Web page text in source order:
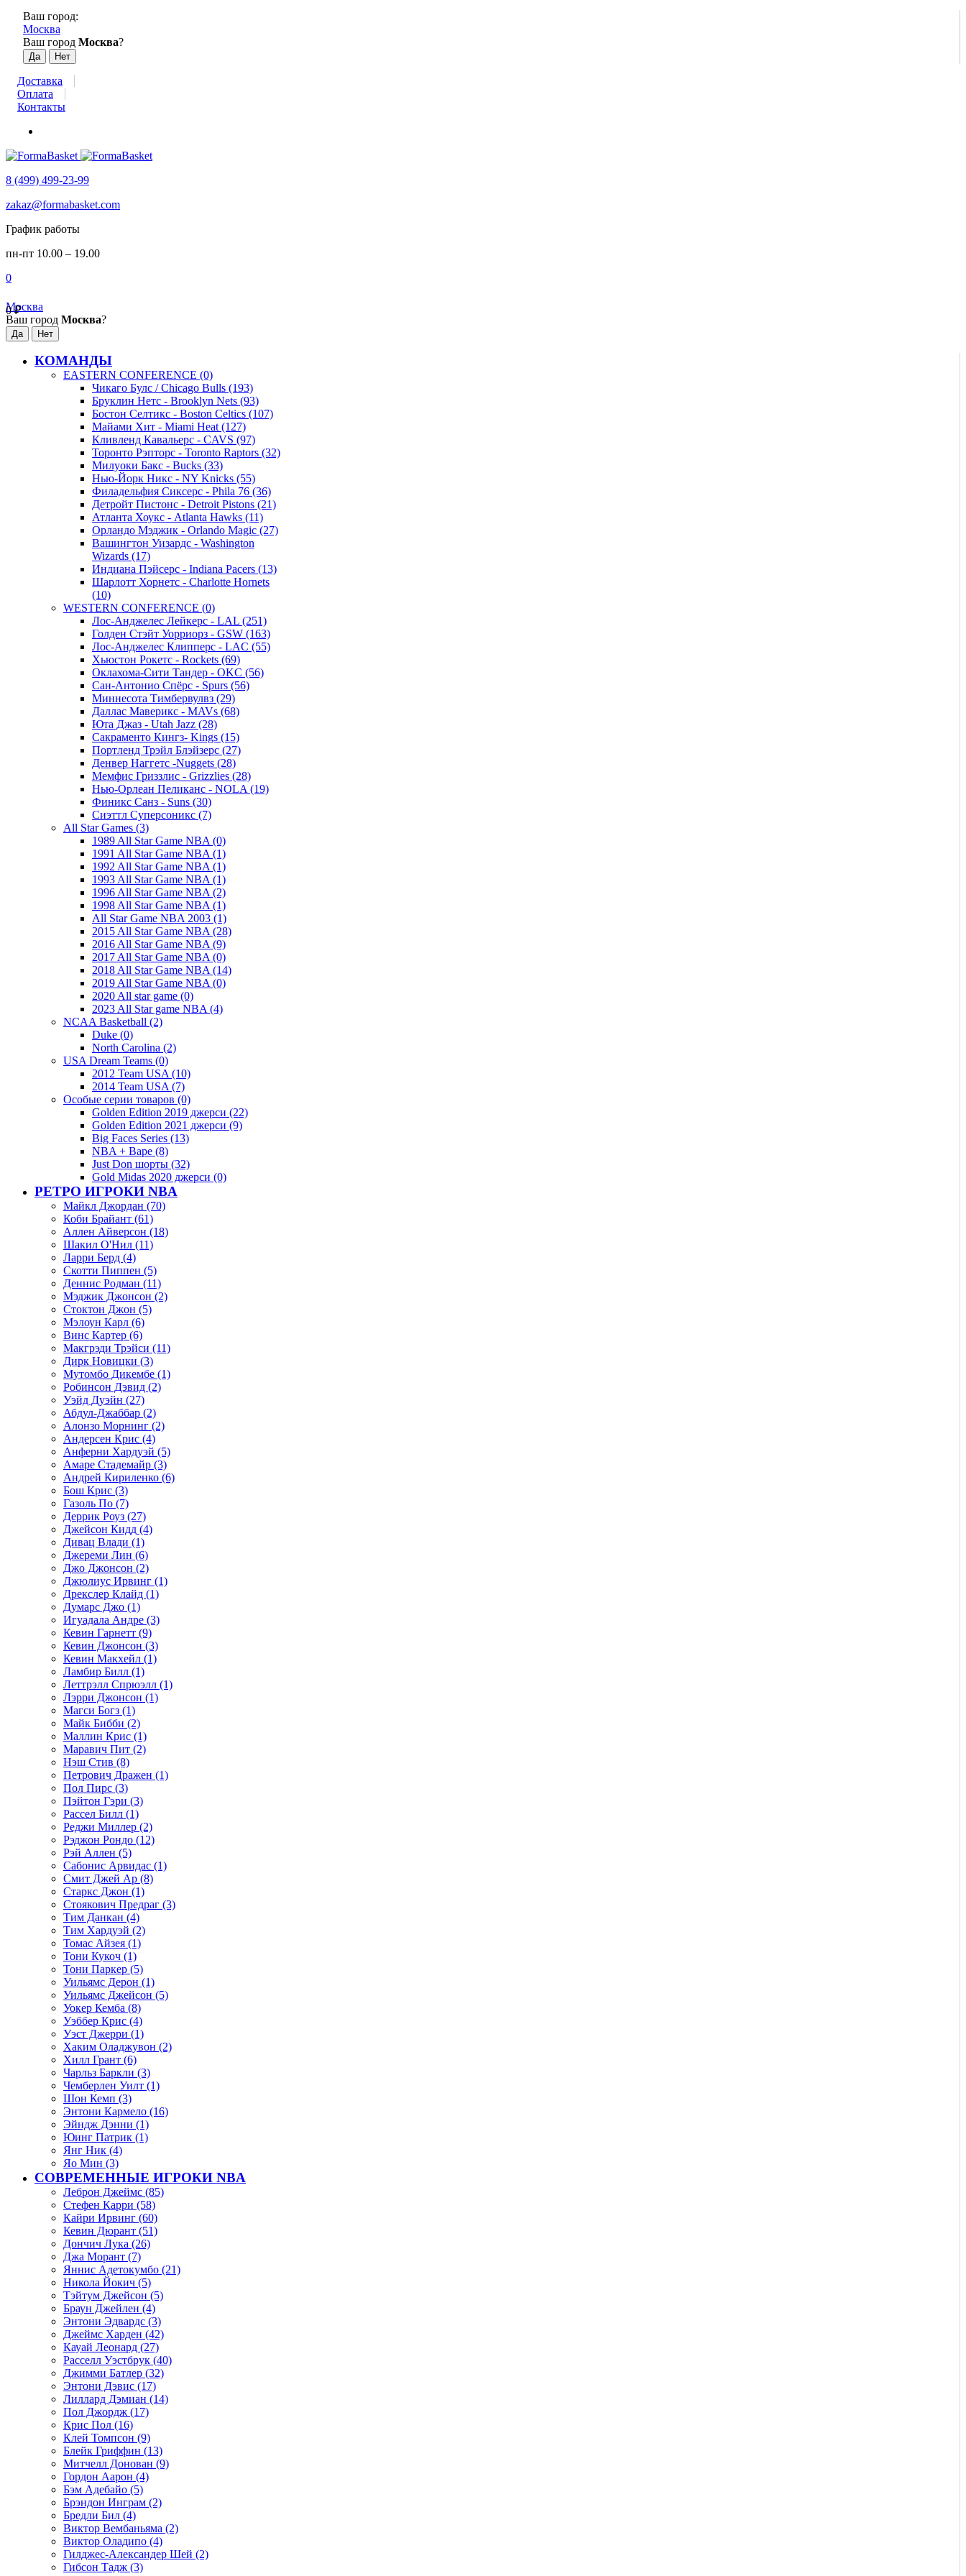
Ваш город:
Москва
Ваш город Москва?
Доставка
Оплата
Контакты
8 (499) 499-23-99
zakaz@formabasket.com
График работы
пн-пт 10.00 – 19.00
0
0₽
Москва
Ваш город Москва?
КОМАНДЫ
EASTERN CONFERENCE (0)
Чикаго Булс / Chicago Bulls (193)
Бруклин Нетс - Brooklyn Nets (93)
Бостон Селтикс - Boston Celtics (107)
Майами Хит - Miami Heat (127)
Кливленд Кавальерс - CAVS (97)
Торонто Рэпторс - Toronto Raptors (32)
Милуоки Бакс - Bucks (33)
Нью-Йорк Никс - NY Knicks (55)
Филадельфия Сиксерс - Phila 76 (36)
Детройт Пистонс - Detroit Pistons (21)
Атланта Хоукс - Atlanta Hawks (11)
Орландо Мэджик - Orlando Magic (27)
Вашингтон Уизардс - Washington
Wizards (17)
Индиана Пэйсерс - Indiana Pacers (13)
Шарлотт Хорнетс - Charlotte Hornets
(10)
WESTERN CONFERENCE (0)
Лос-Анджелес Лейкерс - LAL (251)
Голден Стэйт Уорриорз - GSW (163)
Лос-Анджелес Клипперс - LAC (55)
Хьюстон Рокетс - Rockets (69)
Оклахома-Сити Тандер - OKC (56)
Сан-Антонио Спёрс - Spurs (56)
Миннесота Тимбервулвз (29)
Даллас Маверикс - MAVs (68)
Юта Джаз - Utah Jazz (28)
Сакраменто Кингз- Kings (15)
Портленд Трэйл Блэйзерс (27)
Денвер Наггетс -Nuggets (28)
Мемфис Гриззлис - Grizzlies (28)
Нью-Орлеан Пеликанс - NOLA (19)
Финикс Санз - Suns (30)
Сиэттл Суперсоникс (7)
All Star Games (3)
1989 All Star Game NBA (0)
1991 All Star Game NBA (1)
1992 All Star Game NBA (1)
1993 All Star Game NBA (1)
1996 All Star Game NBA (2)
1998 All Star Game NBA (1)
All Star Game NBA 2003 (1)
2015 All Star Game NBA (28)
2016 All Star Game NBA (9)
2017 All Star Game NBA (0)
2018 All Star Game NBA (14)
2019 All Star Game NBA (0)
2020 All star game (0)
2023 All Star game NBA (4)
NCAA Basketball (2)
Duke (0)
North Carolina (2)
USA Dream Teams (0)
2012 Team USA (10)
2014 Team USA (7)
Особые серии товаров (0)
Golden Edition 2019 джерси (22)
Golden Edition 2021 джерси (9)
Big Faces Series (13)
NBA + Bape (8)
Just Don шорты (32)
Gold Midas 2020 джерси (0)
РЕТРО ИГРОКИ NBA
Майкл Джордан (70)
Коби Брайант (61)
Аллен Айверсон (18)
Шакил О'Нил (11)
Ларри Берд (4)
Скотти Пиппен (5)
Деннис Родман (11)
Мэджик Джонсон (2)
Стоктон Джон (5)
Мэлоун Карл (6)
Винс Картер (6)
Макгрэди Трэйси (11)
Дирк Новицки (3)
Мутомбо Дикембе (1)
Робинсон Дэвид (2)
Уэйд Дуэйн (27)
Абдул-Джаббар (2)
Алонзо Морнинг (2)
Андерсен Крис (4)
Анферни Xардуэй (5)
Амаре Стадемайр (3)
Андрей Кириленко (6)
Бош Крис (3)
Газоль По (7)
Деррик Роуз (27)
Джейсон Кидд (4)
Дивац Влади (1)
Джереми Лин (6)
Джо Джонсон (2)
Джюлиус Ирвинг (1)
Дрекслер Клайд (1)
Думарс Джо (1)
Игуадала Андре (3)
Кевин Гарнетт (9)
Кевин Джонсон (3)
Кевин Макхейл (1)
Ламбир Билл (1)
Леттрэлл Спрюэлл (1)
Лэрри Джонсон (1)
Магси Богз (1)
Майк Бибби (2)
Маллин Крис (1)
Маравич Пит (2)
Нэш Стив (8)
Петрович Дражен (1)
Пол Пирс (3)
Пэйтон Гэри (3)
Рассел Билл (1)
Реджи Миллер (2)
Рэджон Рондо (12)
Рэй Аллен (5)
Сабонис Арвидас (1)
Смит Джей Ар (8)
Старкс Джон (1)
Стоякович Предраг (3)
Тим Данкан (4)
Тим Хардуэй (2)
Томас Айзея (1)
Тони Кукоч (1)
Тони Паркер (5)
Уильямс Дерон (1)
Уильямс Джейсон (5)
Уокер Кемба (8)
Уэббер Крис (4)
Уэст Джерри (1)
Хаким Оладжувон (2)
Хилл Грант (6)
Чарльз Баркли (3)
Чемберлен Уилт (1)
Шон Кемп (3)
Энтони Кармело (16)
Эйндж Дэнни (1)
Юинг Патрик (1)
Янг Ник (4)
Яо Мин (3)
СОВРЕМЕННЫЕ ИГРОКИ NBA
Леброн Джеймс (85)
Стефен Карри (58)
Кайри Ирвинг (60)
Кевин Дюрант (51)
Дончич Лука (26)
Джа Морант (7)
Яннис Адетокумбо (21)
Никола Йокич (5)
Тэйтум Джейсон (5)
Браун Джейлен (4)
Энтони Эдвардс (3)
Джеймс Харден (42)
Кауай Леонард (27)
Расселл Уэстбрук (40)
Джимми Батлер (32)
Энтони Дэвис (17)
Лиллард Дэмиан (14)
Пол Джордж (17)
Крис Пол (16)
Клей Томпсон (9)
Блейк Гриффин (13)
Митчелл Донован (9)
Гордон Аарон (4)
Бэм Адебайо (5)
Брэндон Инграм (2)
Бредли Бил (4)
Виктор Вембаньяма (2)
Виктор Оладипо (4)
Гилджес-Александер Шей (2)
Гибсон Тадж (3)